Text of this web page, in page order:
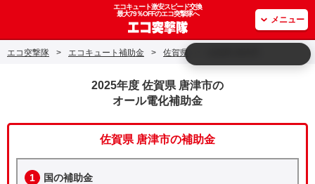
エコキュート激安スピード交換
最大79％OFFのエコ突撃隊へ
メニュー
エコ突撃隊 > エコキュート補助金 > 佐賀県
2025年度 佐賀県 唐津市の
オール電化補助金
佐賀県 唐津市の補助金
1 国の補助金